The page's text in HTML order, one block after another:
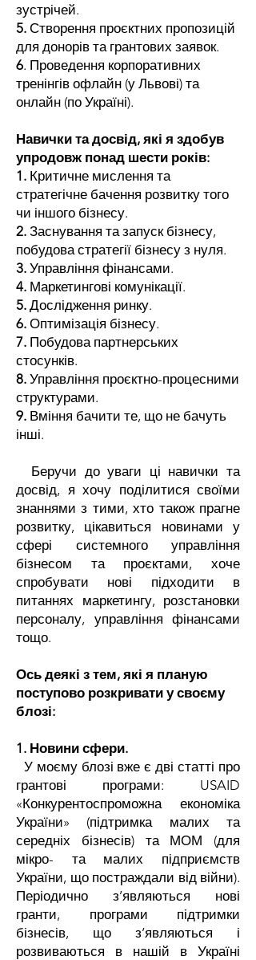
зустрічей.
5. Створення проєктних пропозицій
для донорів та грантових заявок.
6. Проведення корпоративних
тренінгів офлайн (у Львові) та
онлайн (по Україні).
Навички та досвід, які я здобув
упродовж понад шести років:
1. Критичне мислення та
стратегічне бачення розвитку того
чи іншого бізнесу.
2. Заснування та запуск бізнесу,
побудова стратегії бізнесу з нуля.
3. Управління фінансами.
4. Маркетингові комунікації.
5. Дослідження ринку.
6. Оптимізація бізнесу.
7. Побудова партнерських
стосунків.
8. Управління проєктно-процесними
структурами.
9. Вміння бачити те, що не бачуть
інші.
Беручи до уваги ці навички та
досвід, я хочу поділитися своїми
знаннями з тими, хто також прагне
розвитку, цікавиться новинами у
сфері системного управління
бізнесом та проєктами, хоче
спробувати нові підходити в
питаннях маркетингу, розстановки
персоналу, управління фінансами
тощо.
Ось деякі з тем, які я планую
поступово розкривати у своєму
блозі:
1. Новини сфери.
У моєму блозі вже є дві статті про
грантові програми: USAID
«Конкурентоспроможна економіка
України» (підтримка малих та
середніх бізнесів) та МОМ (для
мікро- та малих підприємств
України, що постраждали від війни).
Періодично з’являються нові
гранти, програми підтримки
бізнесів, що з’являються і
розвиваються в нашій в Україні